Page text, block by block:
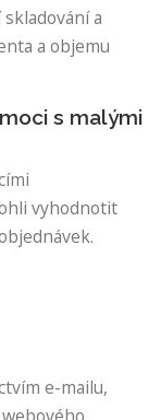
a
a objemu
s malými
vyhodnotit
e-mailu,